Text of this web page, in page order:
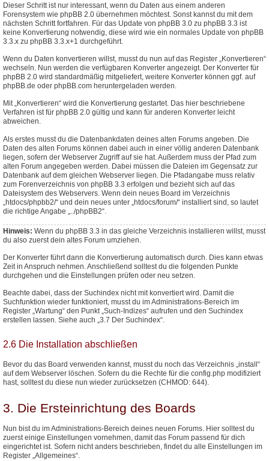
Dieser Schritt ist nur interessant, wenn du Daten aus einem anderen
Forensystem wie phpBB 2.0 übernehmen möchtest. Sonst kannst du mit dem
nächsten Schritt fortfahren. Für das Update von phpBB 3.0 zu phpBB 3.3 ist
keine Konvertierung notwendig, diese wird wie ein normales Update von phpBB
3.3.x zu phpBB 3.3.x+1 durchgeführt.
Wenn du Daten konvertieren willst, musst du nun auf das Register „Konvertieren“
wechseln. Nun werden die verfügbaren Konverter angezeigt. Der Konverter für
phpBB 2.0 wird standardmäßig mitgeliefert, weitere Konverter können ggf. auf
phpBB.de oder phpBB.com heruntergeladen werden.
Mit „Konvertieren“ wird die Konvertierung gestartet. Das hier beschriebene
Verfahren ist für phpBB 2.0 gültig und kann für anderen Konverter leicht
abweichen.
Als erstes musst du die Datenbankdaten deines alten Forums angeben. Die
Daten des alten Forums können dabei auch in einer völlig anderen Datenbank
liegen, sofern der Webserver Zugriff auf sie hat. Außerdem muss der Pfad zum
alten Forum angegeben werden. Dabei müssen die Dateien im Gegensatz zur
Datenbank auf dem gleichen Webserver liegen. Die Pfadangabe muss relativ
zum Forenverzeichnis von phpBB 3.3 erfolgen und bezieht sich auf das
Dateisystem des Webservers. Wenn dein neues Board im Verzeichnis
„htdocs/phpbb2/“ und dein neues unter „htdocs/forum/“ installiert sind, so lautet
die richtige Angabe „../phpBB2“.
Hinweis: Wenn du phpBB 3.3 in das gleiche Verzeichnis installieren willst, musst
du also zuerst dein altes Forum umziehen.
Der Konverter führt dann die Konvertierung automatisch durch. Dies kann etwas
Zeit in Anspruch nehmen. Anschließend solltest du die folgenden Punkte
durchgehen und die Einstellungen prüfen oder neu setzen.
Beachte dabei, dass der Suchindex nicht mit konvertiert wird. Damit die
Suchfunktion wieder funktioniert, musst du im Administrations-Bereich im
Register „Wartung“ den Punkt „Such-Indizes“ aufrufen und den Suchindex
erstellen lassen. Siehe auch „3.7 Der Suchindex“.
2.6 Die Installation abschließen
Bevor du das Board verwenden kannst, musst du noch das Verzeichnis „install“
auf dem Webserver löschen. Sofern du die Rechte für die config.php modifiziert
hast, solltest du diese nun wieder zurücksetzen (CHMOD: 644).
3. Die Ersteinrichtung des Boards
Nun bist du im Administrations-Bereich deines neuen Forums. Hier solltest du
zuerst einige Einstellungen vornehmen, damit das Forum passend für dich
eingerichtet ist. Sofern nicht anders beschrieben, findet du alle Einstellungen im
Register „Allgemeines“.